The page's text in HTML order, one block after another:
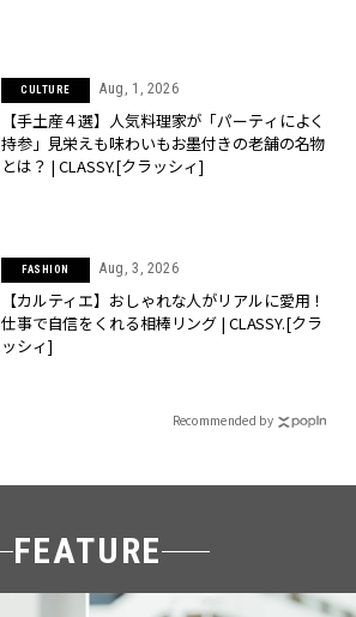
CULTURE Aug, 1, 2026
【手土産４選】人気料理家が「パーティによく
持参」見栄えも味わいもお墨付きの老舗の名物
とは？ | CLASSY.[クラッシィ]
FASHION Aug, 3, 2026
【カルティエ】おしゃれな人がリアルに愛用！
仕事で自信をくれる相棒リング | CLASSY.[クラ
ッシィ]
Recommended by
FEATURE